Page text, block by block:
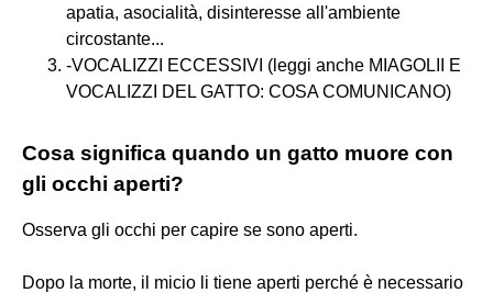
apatia, asocialità, disinteresse all'ambiente
circostante...
-VOCALIZZI ECCESSIVI (leggi anche MIAGOLII E
VOCALIZZI DEL GATTO: COSA COMUNICANO)
Cosa significa quando un gatto muore con
gli occhi aperti?
Osserva gli occhi per capire se sono aperti.
Dopo la morte, il micio li tiene aperti perché è necessario